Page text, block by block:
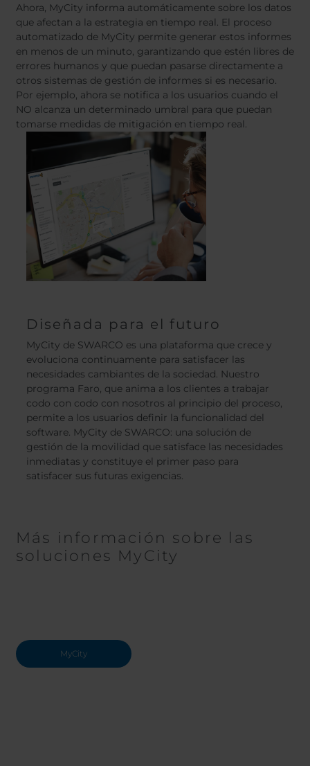
Ahora, MyCity informa automáticamente sobre los datos
que afectan a la estrategia en tiempo real. El proceso
automatizado de MyCity permite generar estos informes
en menos de un minuto, garantizando que estén libres de
errores humanos y que puedan pasarse directamente a
otros sistemas de gestión de informes si es necesario.
Por ejemplo, ahora se notifica a los usuarios cuando el
NO alcanza un determinado umbral para que puedan
tomarse medidas de mitigación en tiempo real.
Diseñada para el futuro
MyCity de SWARCO es una plataforma que crece y
evoluciona continuamente para satisfacer las
necesidades cambiantes de la sociedad. Nuestro
programa Faro, que anima a los clientes a trabajar
codo con codo con nosotros al principio del proceso,
permite a los usuarios definir la funcionalidad del
software. MyCity de SWARCO: una solución de
gestión de la movilidad que satisface las necesidades
inmediatas y constituye el primer paso para
satisfacer sus futuras exigencias.
Más información sobre las
soluciones MyCity
MyCity